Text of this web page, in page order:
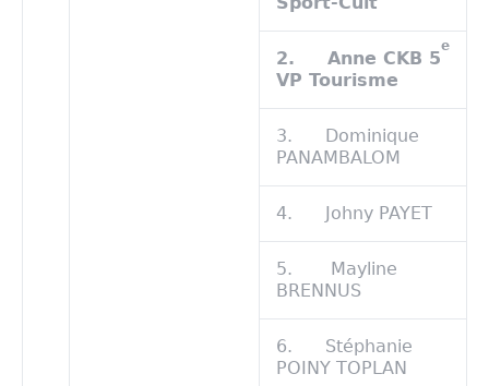
2. Anne CKB 5
e
VP Tourisme
3. Dominique
PANAMBALOM
4. Johny PAYET
5. Mayline
BRENNUS
6. Stéphanie
POINY TOPLAN